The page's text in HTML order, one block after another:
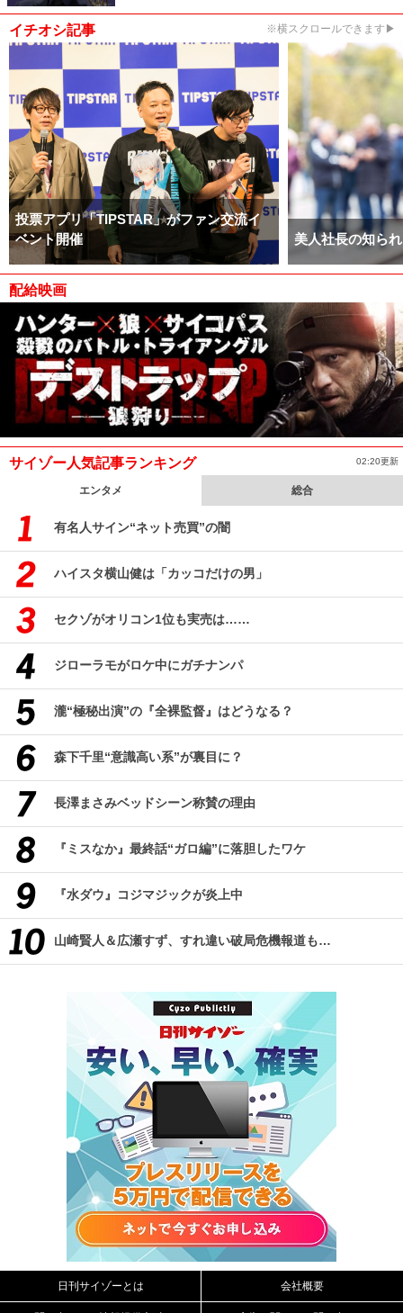
イチオシ記事 ※横スクロールできます▶
投票アプリ「TIPSTAR」がファン交流イ
ベント開催
美人社長の知ら
配給映画
サイゾー人気記事ランキング 02:20更新
エンタメ 総合
有名人サイン“ネット売買”の闇
ハイスタ横山健は「カッコだけの男」
セクゾがオリコン1位も実売は……
ジローラモがロケ中にガチナンパ
瀧“極秘出演”の『全裸監督』はどうなる？
森下千里“意識高い系”が裏目に？
長澤まさみベッドシーン称賛の理由
『ミスなか』最終話“ガロ編”に落胆したワケ
『水ダウ』コジマジックが炎上中
山崎賢人＆広瀬すず、すれ違い破局危機報道も…
日刊サイゾーとは 会社概要